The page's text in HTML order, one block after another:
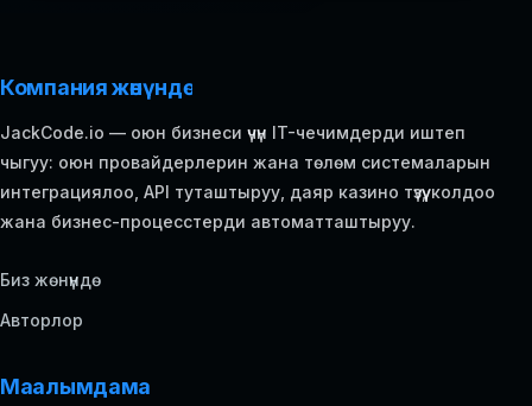
Компания жөнүндө
JackCode.io — оюн бизнеси үчүн IT-чечимдерди иштеп
чыгуу: оюн провайдерлерин жана төлөм системаларын
интеграциялоо, API туташтыруу, даяр казино түзүү, колдоо
жана бизнес-процесстерди автоматташтыруу.
Биз жөнүндө
Авторлор
Маалымдама